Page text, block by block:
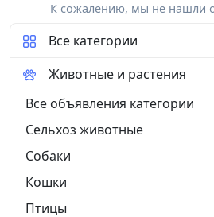
К сожалению, мы не нашли
Все категории
Животные и растения
Все объявления категории
Сельхоз животные
Собаки
Кошки
Птицы